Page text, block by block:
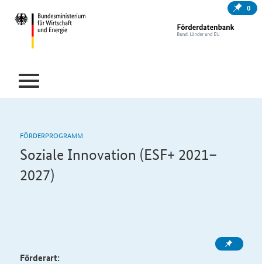
0
FÖRDERPROGRAMM
Soziale Innovation (ESF+ 2021–
2027)
Förderart: